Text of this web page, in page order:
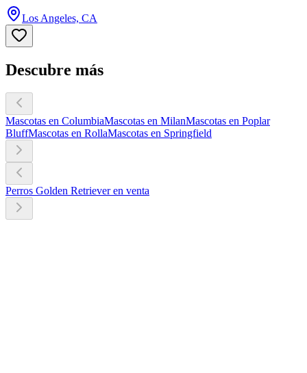
Los Angeles, CA
Descubre más
Mascotas en ColumbiaMascotas en MilanMascotas en Poplar
BluffMascotas en RollaMascotas en Springfield
Perros Golden Retriever en venta